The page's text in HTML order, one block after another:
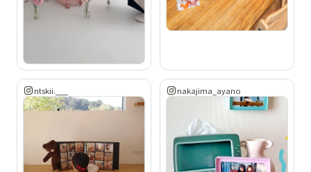
ntskii.___ nakajima_ayano